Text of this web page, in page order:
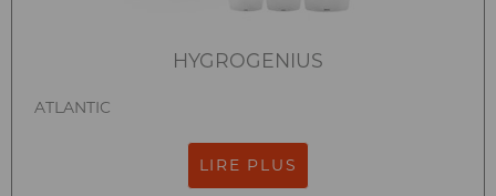
HYGROGENIUS
ATLANTIC
LIRE PLUS